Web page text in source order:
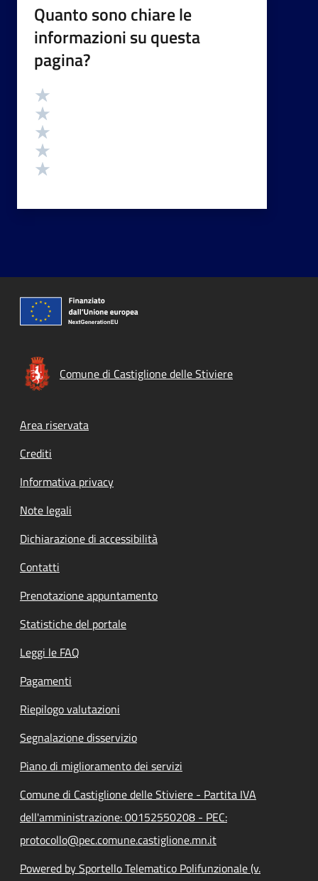
Quanto sono chiare le
informazioni su questa
pagina?
Valutazione
Comune di Castiglione delle Stiviere
Footer menu
Area riservata
Crediti
Informativa privacy
Note legali
Dichiarazione di accessibilità
Contatti
Prenotazione appuntamento
Statistiche del portale
Leggi le FAQ
Pagamenti
Riepilogo valutazioni
Segnalazione disservizio
Piano di miglioramento dei servizi
Comune di Castiglione delle Stiviere - Partita IVA
dell'amministrazione: 00152550208 - PEC:
protocollo@pec.comune.castiglione.mn.it
Powered by Sportello Telematico Polifunzionale (v.